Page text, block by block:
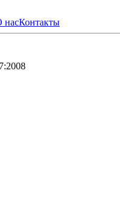
насКонтакты